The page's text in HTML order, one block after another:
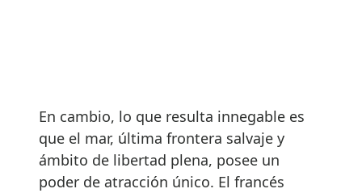
En cambio, lo que resulta innegable es
que el mar, última frontera salvaje y
ámbito de libertad plena, posee un
poder de atracción único. El francés